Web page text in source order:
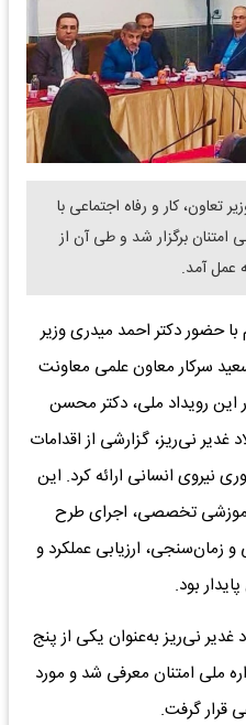
کار و رفاه اجتماعی با
برگزار شد و طی آن از
عمل آمد.
حضور دکتر احمد میدری وزیر
سرکار معاون علمی معاونت
رویداد ملی، دکتر محسن
نی‌ریز، گزارشی از اقدامات
نیروی انسانی ارائه کرد. این
آموزشی تخصصی، اجرای طرح
زمان‌سنجی، ارزیابی عملکرد و
بود.
نی‌ریز به‌عنوان یکی از پنج
ملی امتنان معرفی شد و مورد
قرار گرفت.